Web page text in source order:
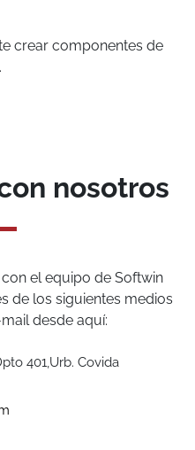
crear componentes de
nosotros
el equipo de Softwin
de los siguientes medios
desde aquí:
401,Urb. Covida